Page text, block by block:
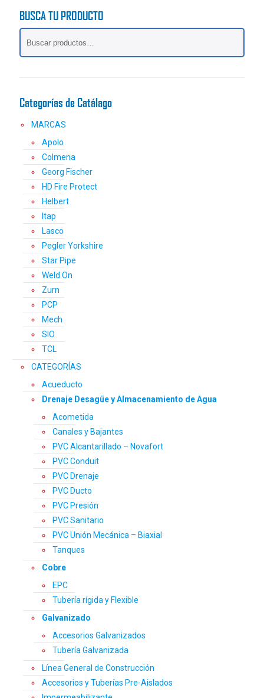
BUSCA TU PRODUCTO
Categorías de Catálago
MARCAS
Apolo
Colmena
Georg Fischer
HD Fire Protect
Helbert
Itap
Lasco
Pegler Yorkshire
Star Pipe
Weld On
Zurn
PCP
Mech
SIO
TCL
CATEGORÍAS
Acueducto
Drenaje Desagüe y Almacenamiento de Agua
Acometida
Canales y Bajantes
PVC Alcantarillado – Novafort
PVC Conduit
PVC Drenaje
PVC Ducto
PVC Presión
PVC Sanitario
PVC Unión Mecánica – Biaxial
Tanques
Cobre
EPC
Tubería rígida y Flexible
Galvanizado
Accesorios Galvanizados
Tubería Galvanizada
Línea General de Construcción
Accesorios y Tuberías Pre-Aislados